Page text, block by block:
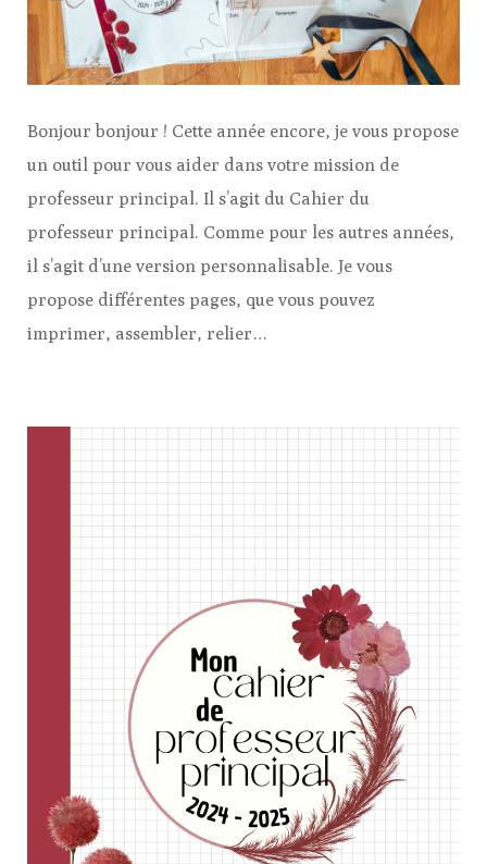
Bonjour bonjour ! Cette année encore, je vous propose
un outil pour vous aider dans votre mission de
professeur principal. Il s’agit du Cahier du
professeur principal. Comme pour les autres années,
il s’agit d’une version personnalisable. Je vous
propose différentes pages, que vous pouvez
imprimer, assembler, relier…